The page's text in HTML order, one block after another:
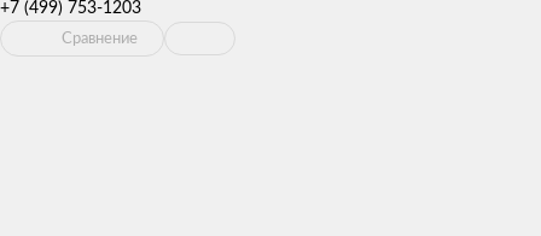
+7 (499) 753-1203
Сравнение